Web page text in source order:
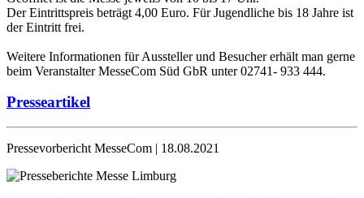
Der Eintrittspreis beträgt 4,00 Euro. Für Jugendliche bis 18 Jahre ist
der Eintritt frei.
Weitere Informationen für Aussteller und Besucher erhält man gerne
beim Veranstalter MesseCom Süd GbR unter 02741- 933 444.
Presseartikel
Pressevorbericht MesseCom | 18.08.2021